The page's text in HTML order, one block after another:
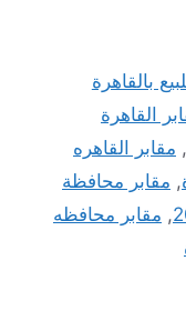
بالقاهرة
القاهرة
, مقابر القاهره
, مقابر محافظة
, مقابر محافظه